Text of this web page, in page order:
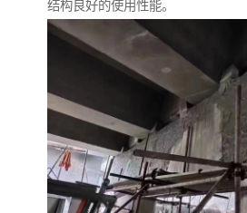
结构良好的使用性能。